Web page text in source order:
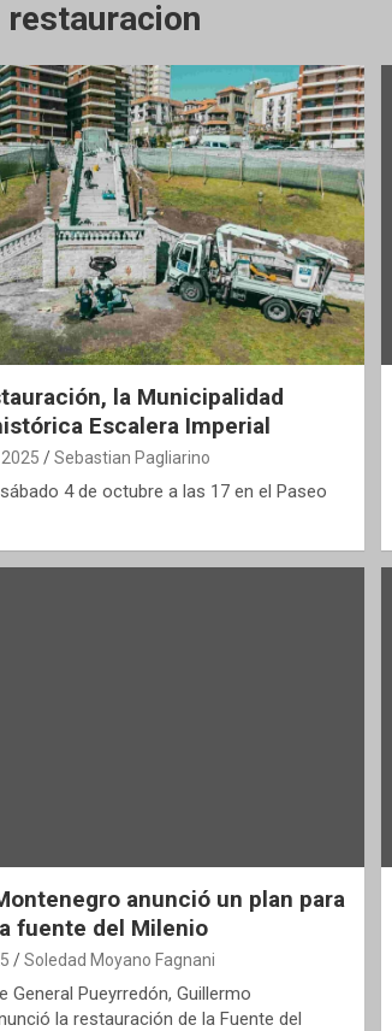
restauracion
la Municipalidad
Escalera Imperial
Sebastian Pagliarino
4 de octubre a las 17 en el Paseo
anunció un plan para
fuente del Milenio
Soledad Moyano Fagnani
General Pueyrredón, Guillermo
la restauración de la Fuente del